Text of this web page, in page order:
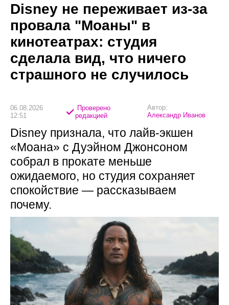
Disney не переживает из-за
провала "Моаны" в
кинотеатрах: студия
сделала вид, что ничего
страшного не случилось
06.08.2026
12:51
Проверено
редакцией
Автор:
Александр Иванов
Disney признала, что лайв-экшен
«Моана» с Дуэйном Джонсоном
собрал в прокате меньше
ожидаемого, но студия сохраняет
спокойствие — рассказываем
почему.